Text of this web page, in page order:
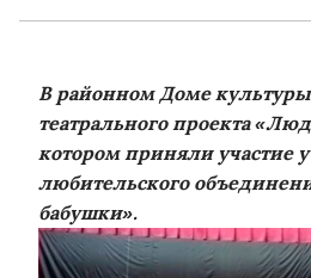
В районном Доме культуры
театрального проекта
котором приняли участие
любительского
бабушки».